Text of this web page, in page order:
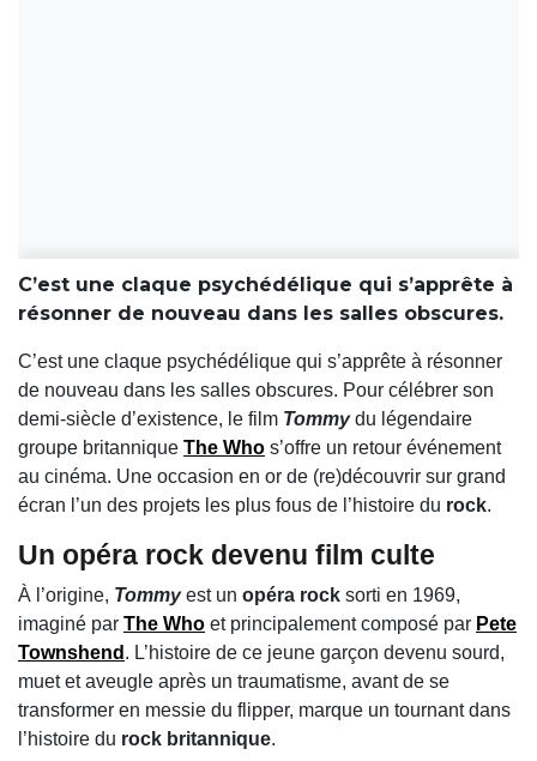
C’est une claque psychédélique qui s’apprête à
résonner de nouveau dans les salles obscures.
C’est une claque psychédélique qui s’apprête à résonner
de nouveau dans les salles obscures. Pour célébrer son
demi-siècle d’existence, le film Tommydu légendaire
groupe britannique The Who s’offre un retour événement
au cinéma. Une occasion en or de (re)découvrir sur grand
écran l’un des projets les plus fous de l’histoire du rock.
Un opéra rock devenu film culte
À l’origine, Tommyest un opéra rock sorti en 1969,
imaginé par The Who et principalement composé par Pete
Townshend . L’histoire de ce jeune garçon devenu sourd,
muet et aveugle après un traumatisme, avant de se
transformer en messie du flipper, marque un tournant dans
l’histoire du rock britannique.